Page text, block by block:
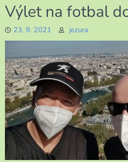
Výlet na fotbal
23. 9. 2021 jezura